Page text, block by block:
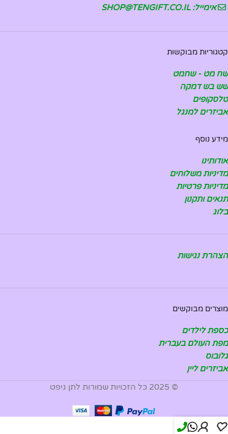
אימייל: SHOP@TENGIFT.CO.IL
קטגוריות מבוקשות
שח מט - שחמט
שש בש דמקה
טלסקופים
אביזרים למנגל
מידע נוסף
אודותינו
מדיניות משלוחים
מדיניות פרטיות
תנאים ותקנון
בלוג
הצהרת נגישות
מוצרים מבוקשים
כספת לילדים
מפת העולם בעברית
גלובוס
אביזרים ליין
© 2025 כל הזכויות שמורות לתן גיפט